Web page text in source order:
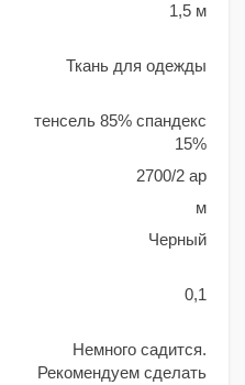
1,5 м
Ткань для одежды
тенсель 85% спандекс
15%
2700/2 ар
м
Черный
0,1
Немного садится.
Рекомендуем сделать